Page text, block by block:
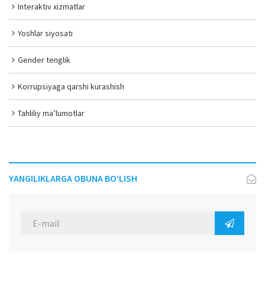
Interaktiv xizmatlar
Yoshlar siyosati
Gender tenglik
Korrupsiyaga qarshi kurashish
Tahliliy ma’lumotlar
YANGILIKLARGA OBUNA BO‘LISH